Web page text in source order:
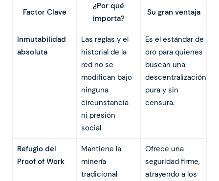
Factor Clave
¿Por qué
importa?
Su gran ventaja
Inmutabilidad
absoluta
Las reglas y el
historial de la
red no se
modifican bajo
ninguna
circunstancia
ni presión
social.
Es el estándar de
oro para quienes
buscan una
descentralización
pura y sin
censura.
Refugio del
Proof of Work
Mantiene la
minería
tradicional
Ofrece una
seguridad firme,
atrayendo a los